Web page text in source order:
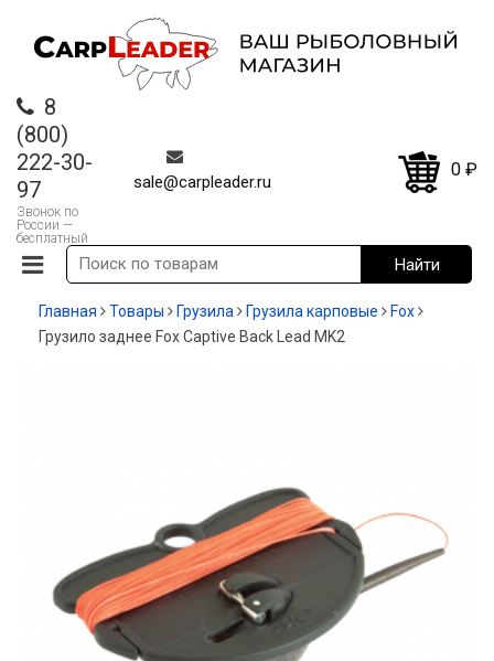
8
(800)
222-30-
97
Звонок по
России —
бесплатный
sale@carpleader.ru
0 ₽
Главная Товары Грузила Грузила карповые
Fox
Грузило заднее Fox Captive Back Lead MK2